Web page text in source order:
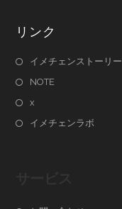
リンク
イメチェンストーリー
NOTE
x
イメチェンラボ